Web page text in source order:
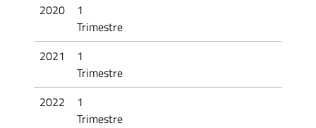
2020
1
Trimestre
2021
1
Trimestre
2022
1
Trimestre